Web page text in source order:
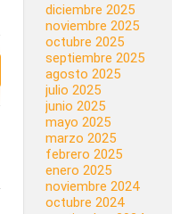
diciembre 2025
noviembre 2025
octubre 2025
septiembre 2025
agosto 2025
julio 2025
junio 2025
mayo 2025
marzo 2025
febrero 2025
enero 2025
noviembre 2024
octubre 2024